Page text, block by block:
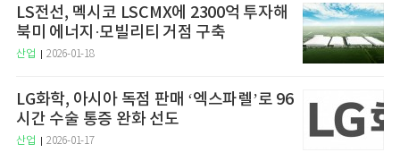
LS전선, 멕시코 LSCMX에 2300억 투자해
북미 에너지·모빌리티 거점 구축
산업 2026-01-18
LG화학, 아시아 독점 판매 ‘엑스파렐’로 96
시간 수술 통증 완화 선도
산업 2026-01-17